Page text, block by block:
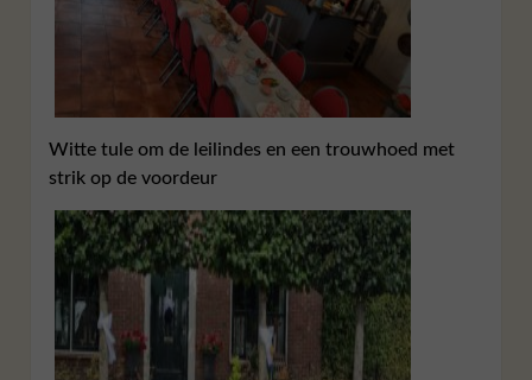
Witte tule om de leilindes en een trouwhoed met
strik op de voordeur